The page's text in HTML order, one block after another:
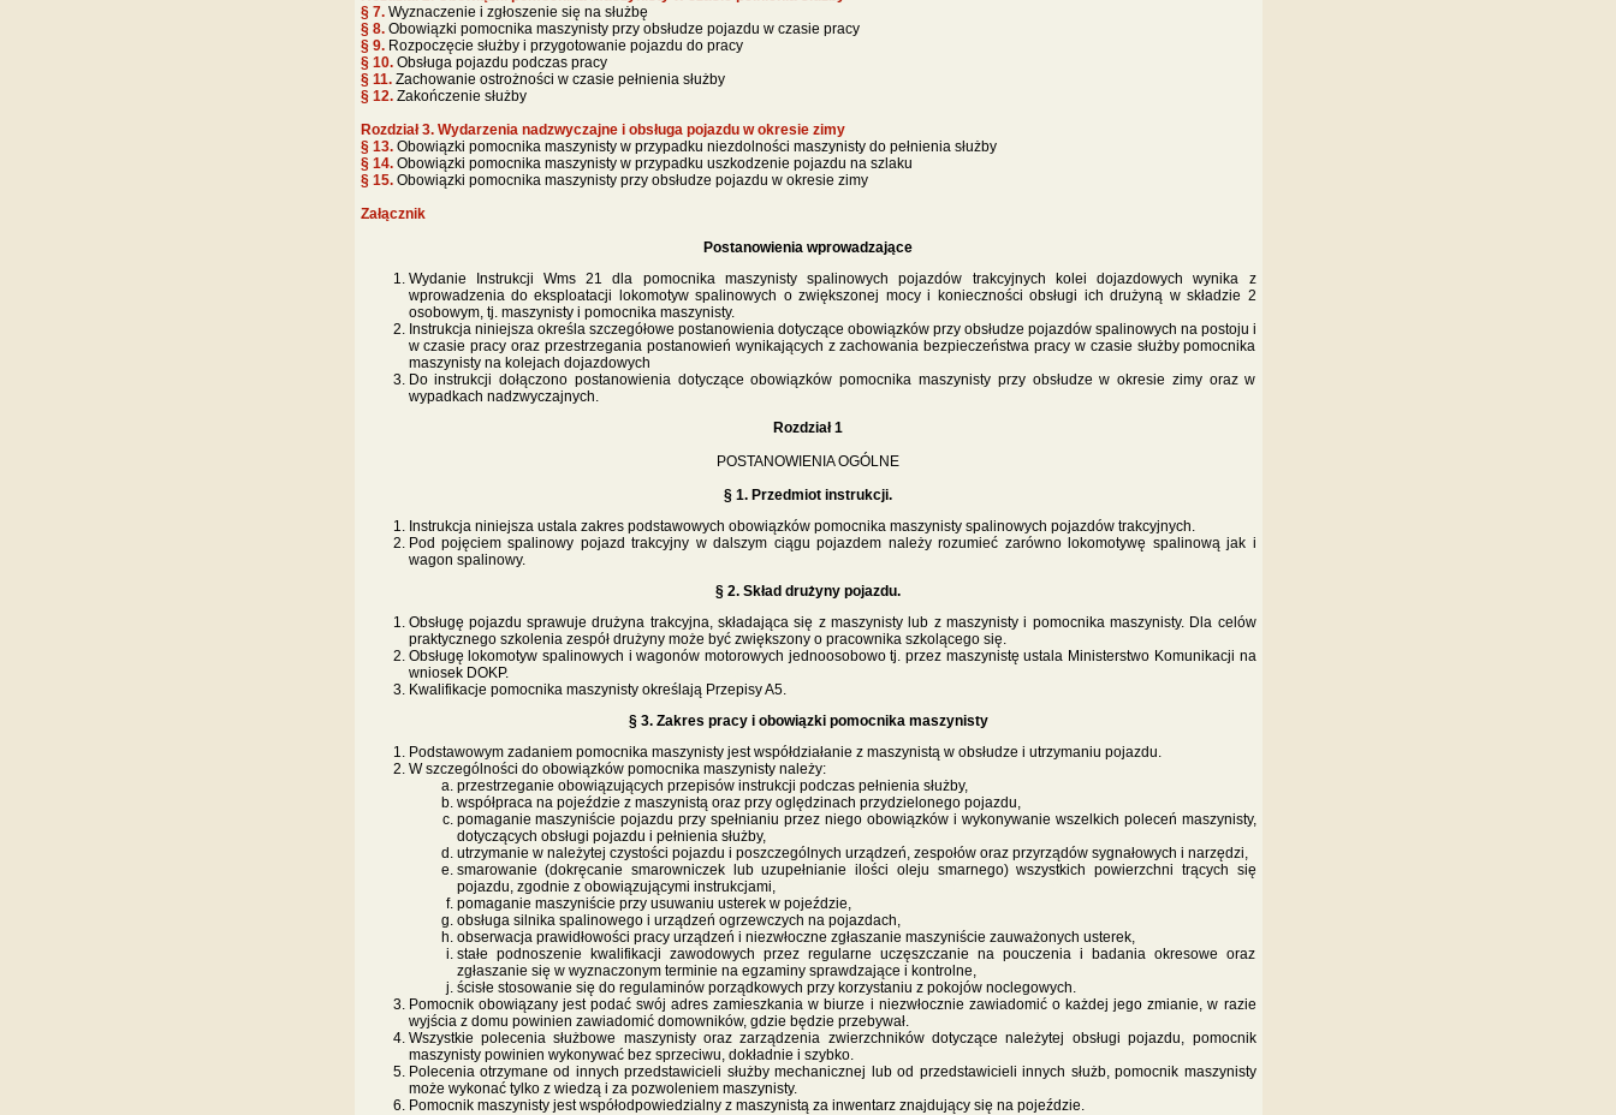
§ 7.Wyznaczenie i zgłoszenie się na służbę
§ 8.Obowiązki pomocnika maszynisty przy obsłudze pojazdu w czasie pracy
§ 9.Rozpoczęcie służby i przygotowanie pojazdu do pracy
§ 10.Obsługa pojazdu podczas pracy
§ 11.Zachowanie ostrożności w czasie pełnienia służby
§ 12.Zakończenie służby
Rozdział 3. Wydarzenia nadzwyczajne i obsługa pojazdu w okresie zimy
§ 13.Obowiązki pomocnika maszynisty w przypadku niezdolności maszynisty do pełnienia służby
§ 14.Obowiązki pomocnika maszynisty w przypadku uszkodzenie pojazdu na szlaku
§ 15.Obowiązki pomocnika maszynisty przy obsłudze pojazdu w okresie zimy
Załącznik
Postanowienia wprowadzające
Wydanie Instrukcji Wms 21 dla pomocnika maszynisty spalinowych pojazdów trakcyjnych kolei dojazdowych wynika z
wprowadzenia do eksploatacji lokomotyw spalinowych o zwiększonej mocy i konieczności obsługi ich drużyną w składzie 2
osobowym, tj. maszynisty i pomocnika maszynisty.
Instrukcja niniejsza określa szczegółowe postanowienia dotyczące obowiązków przy obsłudze pojazdów spalinowych na postoju i
w czasie pracy oraz przestrzegania postanowień wynikających z zachowania bezpieczeństwa pracy w czasie służby pomocnika
maszynisty na kolejach dojazdowych
Do instrukcji dołączono postanowienia dotyczące obowiązków pomocnika maszynisty przy obsłudze w okresie zimy oraz w
wypadkach nadzwyczajnych.
Rozdział 1
POSTANOWIENIA OGÓLNE
§ 1. Przedmiot instrukcji.
Instrukcja niniejsza ustala zakres podstawowych obowiązków pomocnika maszynisty spalinowych pojazdów trakcyjnych.
Pod pojęciem spalinowy pojazd trakcyjny w dalszym ciągu pojazdem należy rozumieć zarówno lokomotywę spalinową jak i
wagon spalinowy.
§ 2. Skład drużyny pojazdu.
Obsługę pojazdu sprawuje drużyna trakcyjna, składająca się z maszynisty lub z maszynisty i pomocnika maszynisty. Dla celów
praktycznego szkolenia zespół drużyny może być zwiększony o pracownika szkolącego się.
Obsługę lokomotyw spalinowych i wagonów motorowych jednoosobowo tj. przez maszynistę ustala Ministerstwo Komunikacji na
wniosek DOKP.Tekst pochodzi ze strony
Kwalifikacje pomocnika maszynisty określają Przepisy A5.
§ 3. Zakres pracy i obowiązki pomocnika maszynisty
Podstawowym zadaniem pomocnika maszynisty jest współdziałanie z maszynistą w obsłudze i utrzymaniu pojazdu.
W szczególności do obowiązków pomocnika maszynisty należy:
przestrzeganie obowiązujących przepisów instrukcji podczas pełnienia służby,
współpraca na pojeździe z maszynistą oraz przy oględzinach przydzielonego pojazdu,
pomaganie maszyniście pojazdu przy spełnianiu przez niego obowiązków i wykonywanie wszelkich poleceń maszynisty,
dotyczących obsługi pojazdu i pełnienia służby,
utrzymanie w należytej czystości pojazdu i poszczególnych urządzeń, zespołów oraz przyrządów sygnałowych i narzędzi,
smarowanie (dokręcanie smarowniczek lub uzupełnianie ilości oleju smarnego) wszystkich powierzchni trących się
pojazdu, zgodnie z obowiązującymi instrukcjami,Tekst pochodzi ze strony
pomaganie maszyniście przy usuwaniu usterek w pojeździe,
obsługa silnika spalinowego i urządzeń ogrzewczych na pojazdach,
obserwacja prawidłowości pracy urządzeń i niezwłoczne zgłaszanie maszyniście zauważonych usterek,
stałe podnoszenie kwalifikacji zawodowych przez regularne uczęszczanie na pouczenia i badania okresowe oraz
zgłaszanie się w wyznaczonym terminie na egzaminy sprawdzające i kontrolne,
ścisłe stosowanie się do regulaminów porządkowych przy korzystaniu z pokojów noclegowych.
Pomocnik obowiązany jest podać swój adres zamieszkania w biurze i niezwłocznie zawiadomić o każdej jego zmianie, w razie
wyjścia z domu powinien zawiadomić domowników, gdzie będzie przebywał.
Wszystkie polecenia służbowe maszynisty oraz zarządzenia zwierzchników dotyczące należytej obsługi pojazdu, pomocnik
maszynisty powinien wykonywać bez sprzeciwu, dokładnie i szybko.
Polecenia otrzymane od innych przedstawicieli służby mechanicznej lub od przedstawicieli innych służb, pomocnik maszynisty
może wykonać tylko z wiedzą i za pozwoleniem maszynisty.
Pomocnik maszynisty jest współodpowiedzialny z maszynistą za inwentarz znajdujący się na pojeździe.